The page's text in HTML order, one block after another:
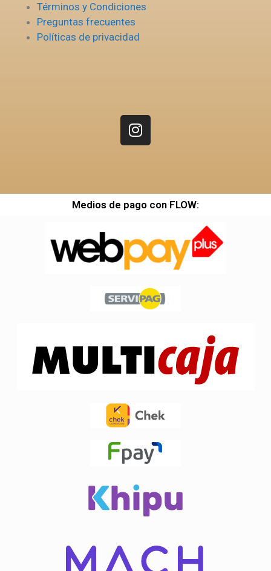
Términos y Condiciones
Preguntas frecuentes
Políticas de privacidad
Medios de pago con FLOW: